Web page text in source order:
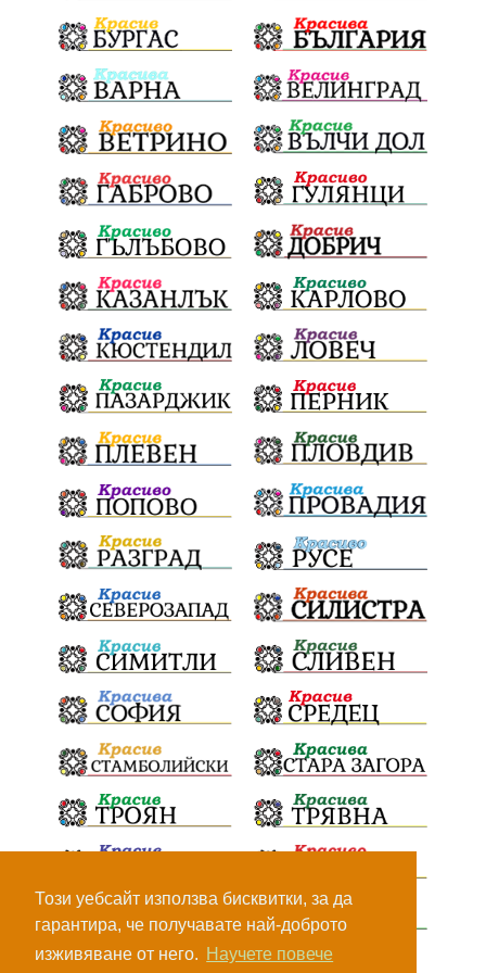
Този уебсайт използва бисквитки, за да
гарантира, че получавате най-доброто
изживяване от него. Научете повече
Политическа криза Струмяни Гордост
трафик НАП Сияна Акция Пешеходец
убийство археология замърсяване
Издирване заплахи Хераклея Синтика
обществена поръчка Украйна Измама Е79
престъпление Георги Динев Великден 2025
почит Актуално История
Конституционен съд ВиК Стефан Апостолов
Радослав Ревански пострадали МРРБ
ИвелинМихайлов АнгелинаПопова
Социална политика партия "Мафия" Съд
Сигурност Училища Доброволци
културно наследство Задържане под стража
Хаджидимово РуменРадев автомобил
Росен Желязков справедливост
#Земеделие социални услуги
Министерство на земеделието Огняново